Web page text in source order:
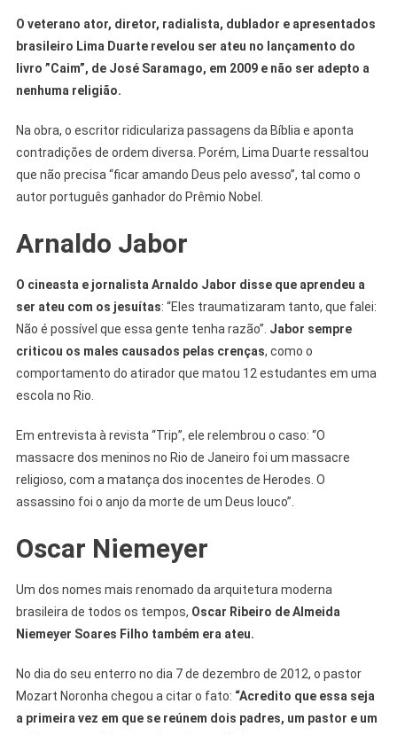
O veterano ator, diretor, radialista, dublador e apresentados
brasileiro Lima Duarte revelou ser ateu no lançamento do
livro ”Caim”, de José Saramago, em 2009 e não ser adepto a
nenhuma religião.
Na obra, o escritor ridiculariza passagens da Bíblia e aponta
contradições de ordem diversa. Porém, Lima Duarte ressaltou
que não precisa “ficar amando Deus pelo avesso”, tal como o
autor português ganhador do Prêmio Nobel.
Arnaldo Jabor
O cineasta e jornalista Arnaldo Jabor disse que aprendeu a
ser ateu com os jesuítas: “Eles traumatizaram tanto, que falei:
Não é possível que essa gente tenha razão”. Jabor sempre
criticou os males causados pelas crenças, como o
comportamento do atirador que matou 12 estudantes em uma
escola no Rio.
Em entrevista à revista “Trip”, ele relembrou o caso: “O
massacre dos meninos no Rio de Janeiro foi um massacre
religioso, com a matança dos inocentes de Herodes. O
assassino foi o anjo da morte de um Deus louco”.
Oscar Niemeyer
Um dos nomes mais renomado da arquitetura moderna
brasileira de todos os tempos, Oscar Ribeiro de Almeida
Niemeyer Soares Filho também era ateu.
No dia do seu enterro no dia 7 de dezembro de 2012, o pastor
Mozart Noronha chegou a citar o fato: “Acredito que essa seja
a primeira vez em que se reúnem dois padres, um pastor e um